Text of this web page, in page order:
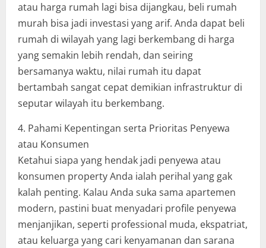
atau harga rumah lagi bisa dijangkau, beli rumah
murah bisa jadi investasi yang arif. Anda dapat beli
rumah di wilayah yang lagi berkembang di harga
yang semakin lebih rendah, dan seiring
bersamanya waktu, nilai rumah itu dapat
bertambah sangat cepat demikian infrastruktur di
seputar wilayah itu berkembang.
4. Pahami Kepentingan serta Prioritas Penyewa
atau Konsumen
Ketahui siapa yang hendak jadi penyewa atau
konsumen property Anda ialah perihal yang gak
kalah penting. Kalau Anda suka sama apartemen
modern, pastini buat menyadari profile penyewa
menjanjikan, seperti professional muda, ekspatriat,
atau keluarga yang cari kenyamanan dan sarana